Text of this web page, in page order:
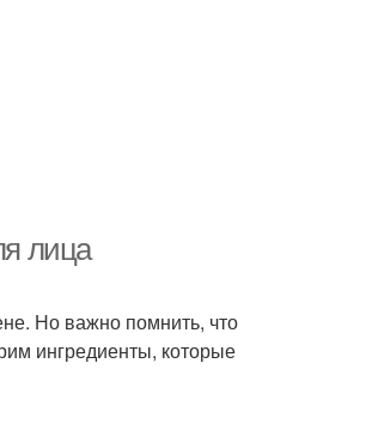
лица
Но важно помнить, что
ингредиенты, которые